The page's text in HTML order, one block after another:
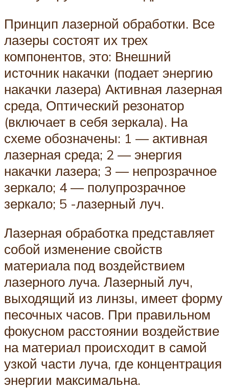
Принцип лазерной обработки. Все
лазеры состоят их трех
компонентов, это: Внешний
источник накачки (подает энергию
накачки лазера) Активная лазерная
среда, Оптический резонатор
(включает в себя зеркала). На
схеме обозначены: 1 — активная
лазерная среда; 2 — энергия
накачки лазера; 3 — непрозрачное
зеркало; 4 — полупрозрачное
зеркало; 5 -лазерный луч.
Лазерная обработка представляет
собой изменение свойств
материала под воздействием
лазерного луча. Лазерный луч,
выходящий из линзы, имеет форму
песочных часов. При правильном
фокусном расстоянии воздействие
на материал происходит в самой
узкой части луча, где концентрация
энергии максимальна.